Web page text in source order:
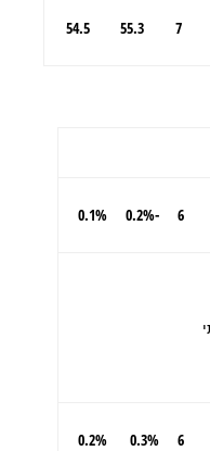
7
55.3
54.5
6
-0.2%
0.1%
6
0.3%
0.2%